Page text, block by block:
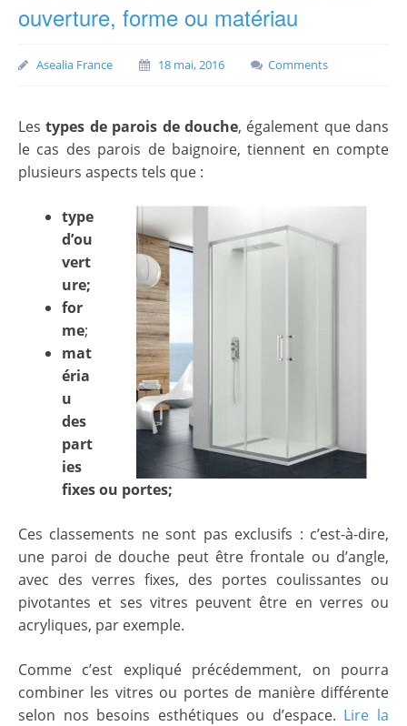
ouverture, forme ou matériau
Asealia France 18 mai, 2016 Comments
Lestypes de parois de douche, également que dans
le cas des parois de baignoire, tiennent en compte
plusieurs aspects tels que :
type
d’ou
vert
ure;
for
me;
mat
éria
u
des
part
ies
fixes ou portes;
Ces classements ne sont pas exclusifs : c’est-à-dire,
une paroi de douche peut être frontale ou d’angle,
avec des verres fixes, des portes coulissantes ou
pivotantes et ses vitres peuvent être en verres ou
acryliques, par exemple.
Comme c’est expliqué précédemment, on pourra
combiner les vitres ou portes de manière différente
selon nos besoins esthétiques ou d’espace. Lire la